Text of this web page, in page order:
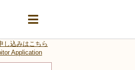
し込みはこちら
Application